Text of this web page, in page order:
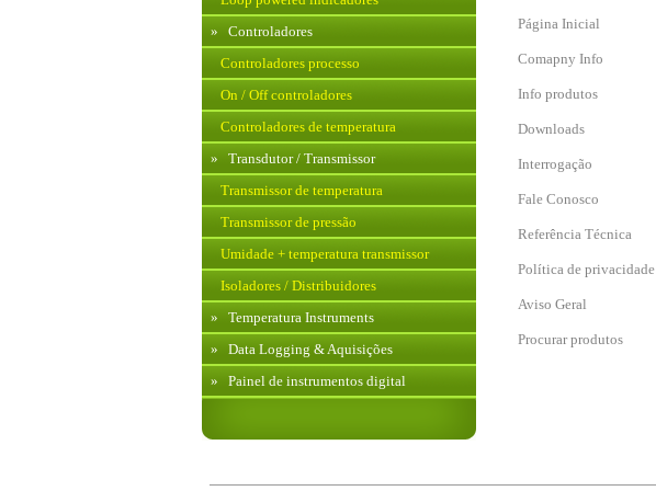
» Controladores
Controladores processo
On / Off controladores
Controladores de temperatura
» Transdutor / Transmissor
Transmissor de temperatura
Transmissor de pressão
Umidade + temperatura transmissor
Isoladores / Distribuidores
» Temperatura Instruments
» Data Logging & Aquisições
» Painel de instrumentos digital
Página Inicial
Comapny Info
Info produtos
Downloads
Interrogação
Fale Conosco
Referência Técnica
Política de privacidade
Aviso Geral
Procurar produtos